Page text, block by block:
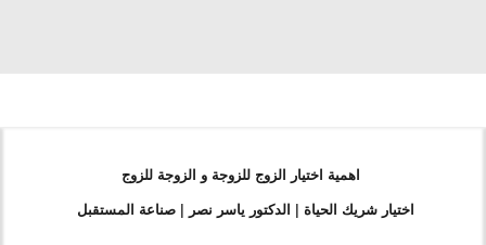
اختيار شريك الحياة | الدكتور ياسر نصر | صناعة المستقبل